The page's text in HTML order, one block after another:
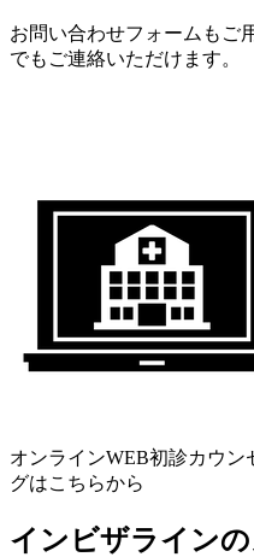
お問い合わせフォームもご
でもご連絡いただけます。
オンラインWEB初診カウン
グはこちらから
インビザライン